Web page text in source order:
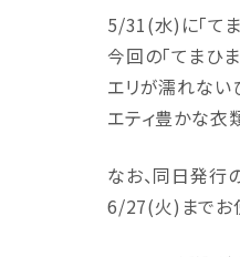
5/31(水)に「て
今回の「てまひ
エリが濡れない
エティ豊かな衣
なお、同日発行
6/27(火)までお